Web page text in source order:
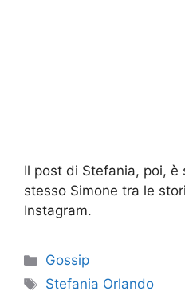
Il post di Stefania, poi,
stesso Simone tra le
Instagram.
Categorie
Gossip
Tag
Stefania Orlando